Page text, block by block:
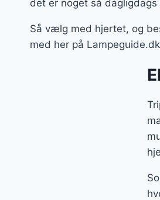
det er noget så dagligdags
Så vælg med hjertet, og
med her på